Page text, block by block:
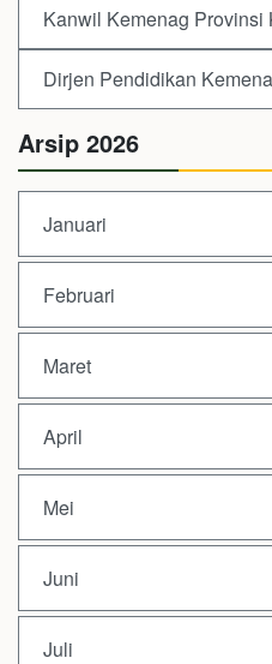
Kanwil Kemenag Provinsi
Dirjen Pendidikan
Arsip 2026
Januari
Februari
Maret
April
Mei
Juni
Juli